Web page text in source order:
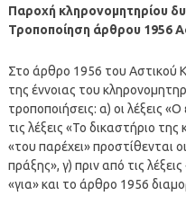
Παροχή κληρονομητηρίου
Τροποποίηση άρθρου 1956
Στο άρθρο 1956 του Αστικού
της έννοιας του
τροποποιήσεις: α) οι λέξεις
τις λέξεις «Το δικαστήριο της
«του παρέχει» προστίθενται
πράξης», γ) πριν από τις
«για» και το άρθρο 1956